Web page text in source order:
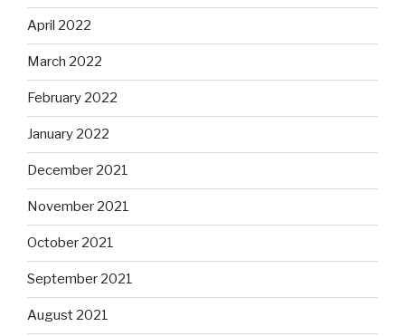
April 2022
March 2022
February 2022
January 2022
December 2021
November 2021
October 2021
September 2021
August 2021